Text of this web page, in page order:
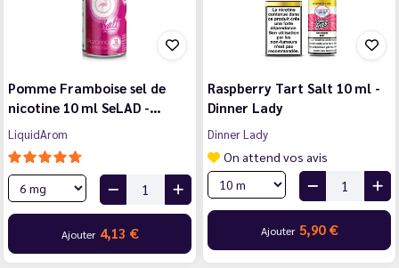
Pomme Framboise sel de
nicotine 10 ml SeLAD -…
LiquidArom
Ajouter 4,13 €
Raspberry Tart Salt 10 ml -
Dinner Lady
Dinner Lady
On attend vos avis
Ajouter 5,90 €